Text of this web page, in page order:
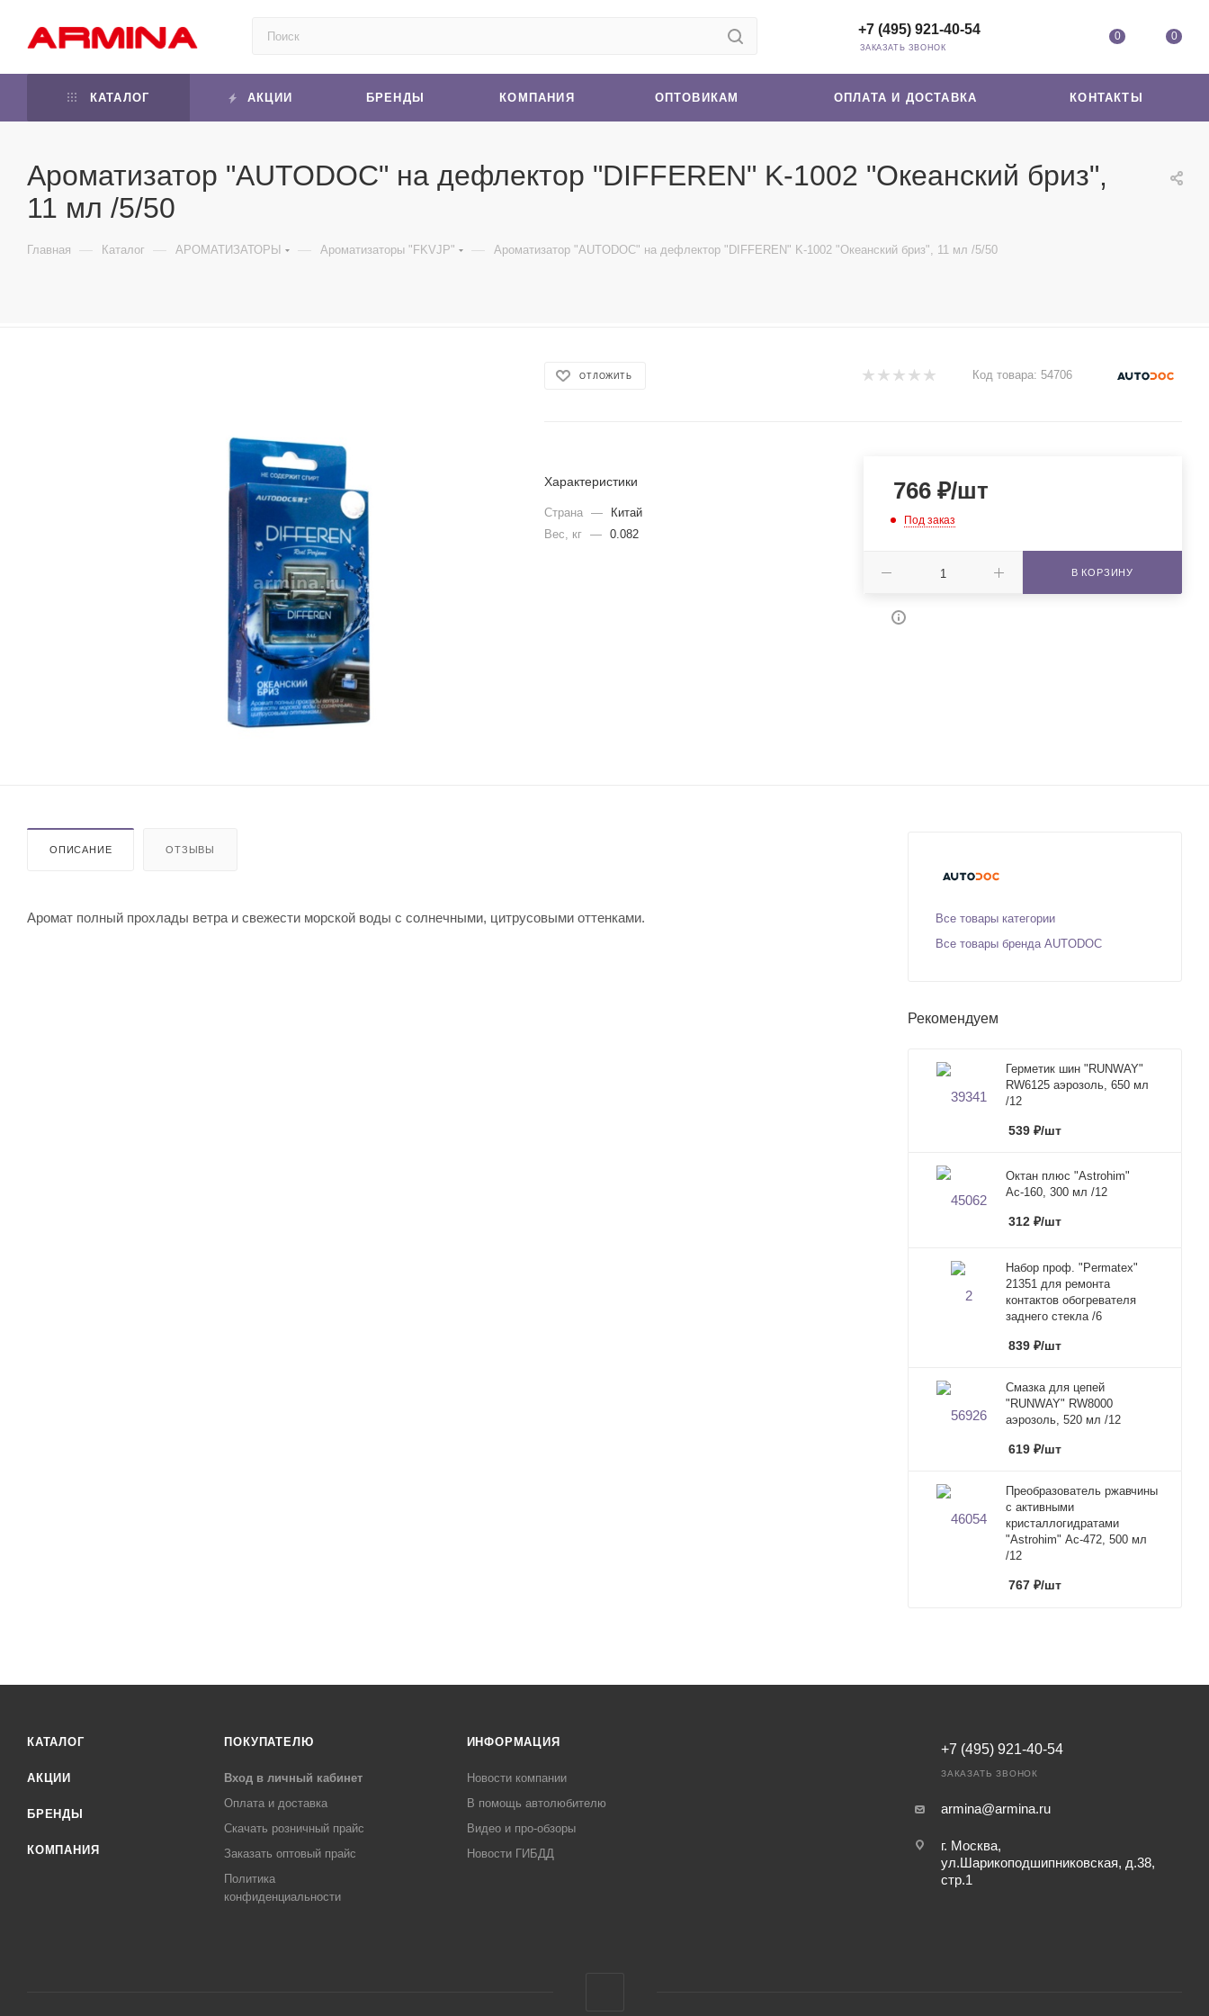
0 0
+7 (495) 921-40-54
ЗАКАЗАТЬ ЗВОНОК
КАТАЛОГ АКЦИИ БРЕНДЫ КОМПАНИЯ ОПТОВИКАМ ОПЛАТА И ДОСТАВКА КОНТАКТЫ
Ароматизатор "AUTODOC" на дефлектор "DIFFEREN" K-1002 "Океанский бриз",
11 мл /5/50
Главная — Каталог — АРОМАТИЗАТОРЫ — Ароматизаторы "FKVJP" — Ароматизатор "AUTODOC" на дефлектор "DIFFEREN" K-1002 "Океанский бриз", 11 мл /5/50
ОТЛОЖИТЬ Код товара: 54706
Характеристики
Страна —
Китай
Вес, кг
— 0.082
766₽/шт
Под заказ
В КОРЗИНУ
ОПИСАНИЕ ОТЗЫВЫ
Аромат полный прохлады ветра и свежести морской воды с солнечными, цитрусовыми оттенками.
Все товары категории
Все товары бренда AUTODOC
Рекомендуем
Герметик шин "RUNWAY"
RW6125 аэрозоль, 650 мл
/12
539 ₽/шт
Октан плюс "Astrohim"
Ас-160, 300 мл /12
312 ₽/шт
Набор проф. "Permatex"
21351 для ремонта
контактов обогревателя
заднего стекла /6
839 ₽/шт
Смазка для цепей
"RUNWAY" RW8000
аэрозоль, 520 мл /12
619 ₽/шт
Преобразователь ржавчины
с активными
кристаллогидратами
"Astrohim" Ас-472, 500 мл
/12
767 ₽/шт
КАТАЛОГ
АКЦИИ
БРЕНДЫ
КОМПАНИЯ
ПОКУПАТЕЛЮ
Вход в личный кабинет
Оплата и доставка
Скачать розничный прайс
Заказать оптовый прайс
Политика
конфиденциальности
ИНФОРМАЦИЯ
Новости компании
В помощь автолюбителю
Видео и про-обзоры
Новости ГИБДД
+7 (495) 921-40-54
ЗАКАЗАТЬ ЗВОНОК
armina@armina.ru
г. Москва,
ул.Шарикоподшипниковская, д.38,
стр.1